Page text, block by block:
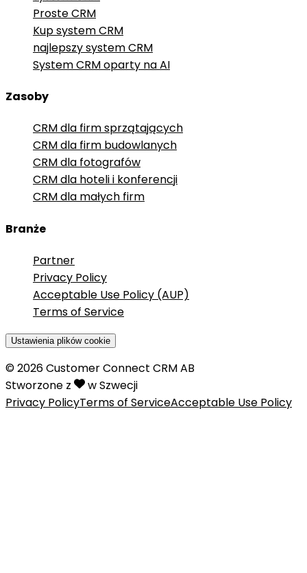
Proste CRM
Kup system CRM
najlepszy system CRM
System CRM oparty na AI
Zasoby
CRM dla firm sprzątających
CRM dla firm budowlanych
CRM dla fotografów
CRM dla hoteli i konferencji
CRM dla małych firm
Branże
Partner
Privacy Policy
Acceptable Use Policy (AUP)
Terms of Service
Ustawienia plików cookie
©2026Customer Connect CRM AB
Stworzone z
w Szwecji
Privacy PolicyTerms of ServiceAcceptable Use Policy